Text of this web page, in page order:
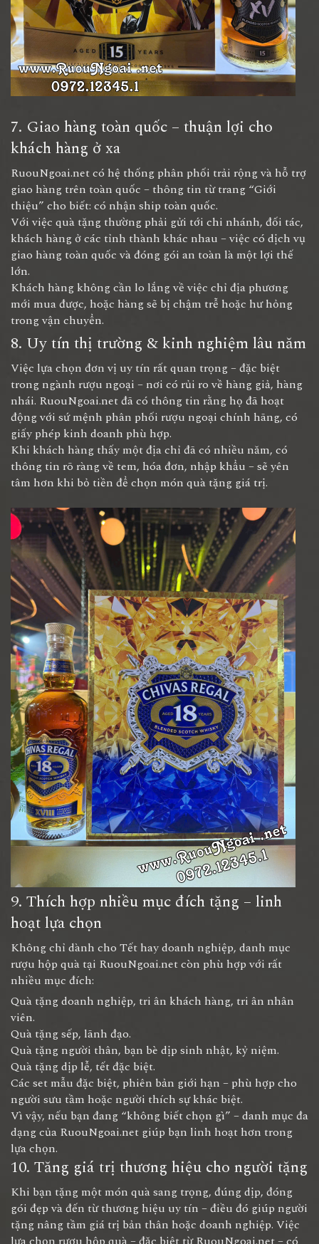
7. Giao hàng toàn quốc – thuận lợi cho
khách hàng ở xa
RuouNgoai.net có hệ thống phân phối trải rộng và hỗ trợ
giao hàng trên toàn quốc – thông tin từ trang “Giới
thiệu” cho biết: có nhận ship toàn quốc.
Với việc quà tặng thường phải gửi tới chi nhánh, đối tác,
khách hàng ở các tỉnh thành khác nhau – việc có dịch vụ
giao hàng toàn quốc và đóng gói an toàn là một lợi thế
lớn.
Khách hàng không cần lo lắng về việc chỉ địa phương
mới mua được, hoặc hàng sẽ bị chậm trễ hoặc hư hỏng
trong vận chuyển.
8. Uy tín thị trường & kinh nghiệm lâu năm
Việc lựa chọn đơn vị uy tín rất quan trọng – đặc biệt
trong ngành rượu ngoại – nơi có rủi ro về hàng giả, hàng
nhái. RuouNgoai.net đã có thông tin rằng họ đã hoạt
động với sứ mệnh phân phối rượu ngoại chính hãng, có
giấy phép kinh doanh phù hợp.
Khi khách hàng thấy một địa chỉ đã có nhiều năm, có
thông tin rõ ràng về tem, hóa đơn, nhập khẩu – sẽ yên
tâm hơn khi bỏ tiền để chọn món quà tặng giá trị.
9. Thích hợp nhiều mục đích tặng – linh
hoạt lựa chọn
Không chỉ dành cho Tết hay doanh nghiệp, danh mục
rượu hộp quà tại RuouNgoai.net còn phù hợp với rất
nhiều mục đích:
Quà tặng doanh nghiệp, tri ân khách hàng, tri ân nhân
viên.
Quà tặng sếp, lãnh đạo.
Quà tặng người thân, bạn bè dịp sinh nhật, kỷ niệm.
Quà tặng dịp lễ, tết đặc biệt.
Các set mẫu đặc biệt, phiên bản giới hạn – phù hợp cho
người sưu tầm hoặc người thích sự khác biệt.
Vì vậy, nếu bạn đang “không biết chọn gì” – danh mục đa
dạng của RuouNgoai.net giúp bạn linh hoạt hơn trong
lựa chọn.
10. Tăng giá trị thương hiệu cho người tặng
Khi bạn tặng một món quà sang trọng, đúng dịp, đóng
gói đẹp và đến từ thương hiệu uy tín – điều đó giúp người
tặng nâng tầm giá trị bản thân hoặc doanh nghiệp. Việc